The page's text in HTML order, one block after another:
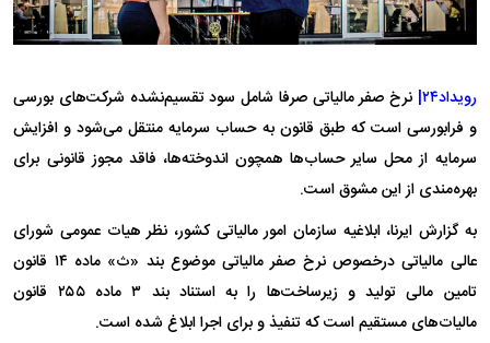
رویداد۲۴|
نرخ صفر مالیاتی صرفا شامل سود تقسیم‌نشده شرکت‌های بورسی
و فرابورسی است که طبق قانون به حساب سرمایه منتقل می‌شود و افزایش
سرمایه از محل سایر حساب‌ها همچون اندوخته‌ها، فاقد مجوز قانونی برای
بهره‌مندی از این مشوق است.
به گزارش ایرنا، ابلاغیه سازمان امور مالیاتی کشور، نظر هیات عمومی شورای
عالی مالیاتی درخصوص نرخ صفر مالیاتی موضوع بند «ث» ماده ۱۴ قانون
تامین مالی تولید و زیرساخت‌ها را به استناد بند ۳ ماده ۲۵۵ قانون
مالیات‌های مستقیم است که تنفیذ و برای اجرا ابلاغ شده است.